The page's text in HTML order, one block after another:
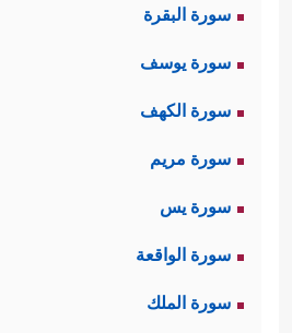
سورة البقرة
سورة يوسف
سورة الكهف
سورة مريم
سورة يس
سورة الواقعة
سورة الملك